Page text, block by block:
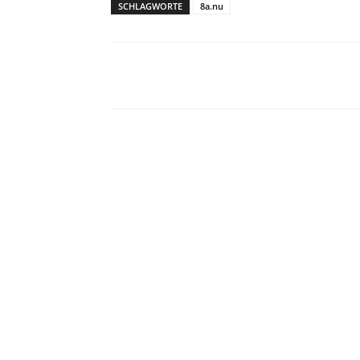
SCHLAGWORTE
8a.nu